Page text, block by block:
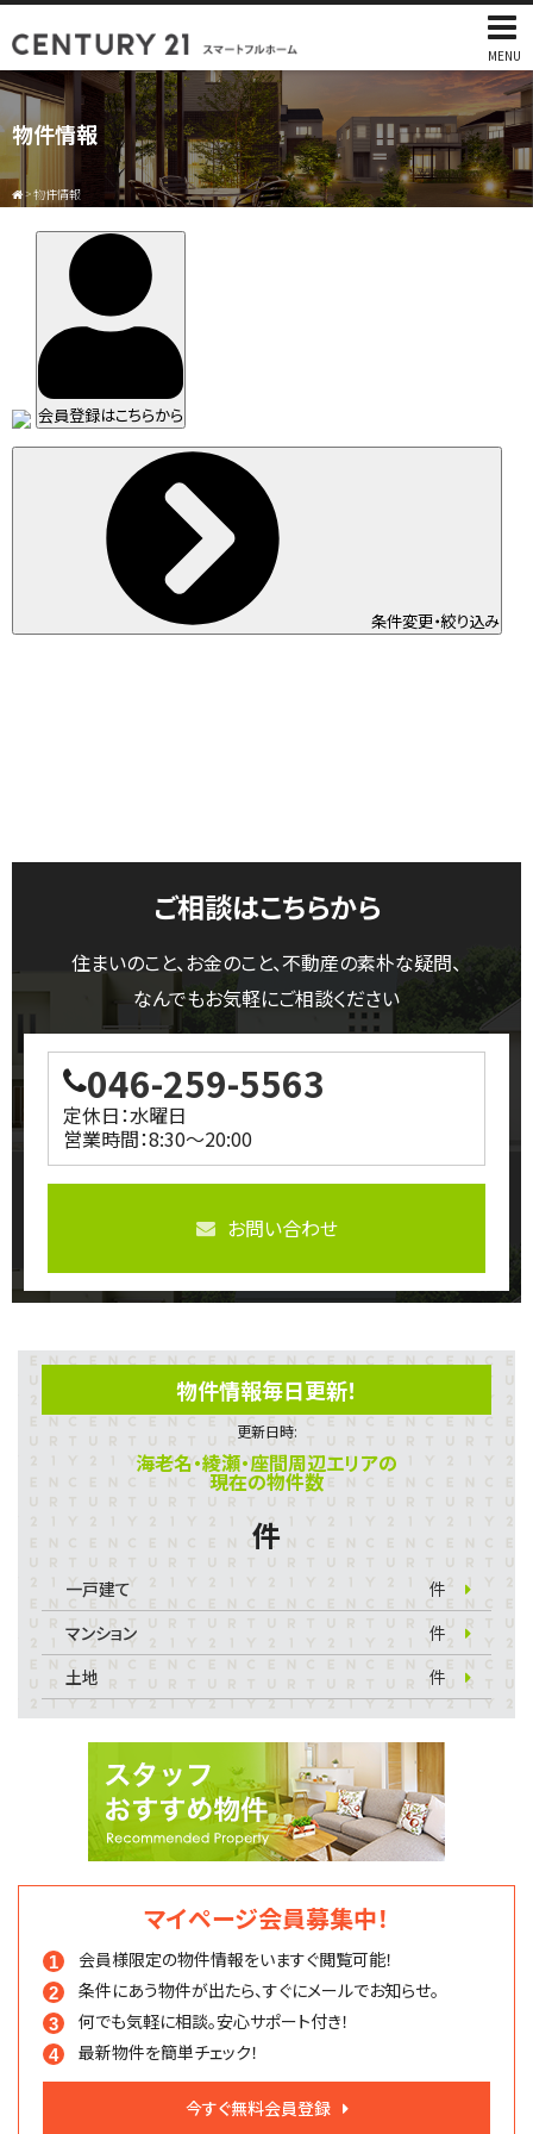
MENU
物件情報
>物件情報
会員登録はこちらから
条件変更・絞り込み
ご相談はこちらから
住まいのこと、お金のこと、不動産の素朴な疑問、
なんでもお気軽にご相談ください
046-259-5563
定休日：水曜日
営業時間：8:30～20:00
お問い合わせ
物件情報毎日更新！
更新日時:
海老名・綾瀬・座間周辺エリアの
現在の物件数
件
一戸建て
件
マンション
件
土地
件
マイページ会員募集中！
会員様限定の物件情報をいますぐ閲覧可能！
条件にあう物件が出たら、すぐにメールでお知らせ。
何でも気軽に相談。安心サポート付き！
最新物件を簡単チェック！
今すぐ無料会員登録